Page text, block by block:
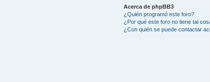
Acerca de phpBB3
¿Quién programó este foro?
¿Por qué este foro no tiene tal
¿Con quién se puede contactar